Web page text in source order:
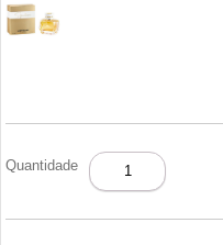
Quantidade
MONTBLANC
SIGNATURE
EDP